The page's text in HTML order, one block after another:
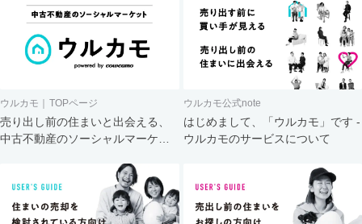
ウルカモ｜TOPページ
売り出し前の住まいと出会える、
中古不動産のソーシャルマーケッ
ウルカモ公式note
はじめまして、「ウルカモ」です -
ウルカモのサービスについて